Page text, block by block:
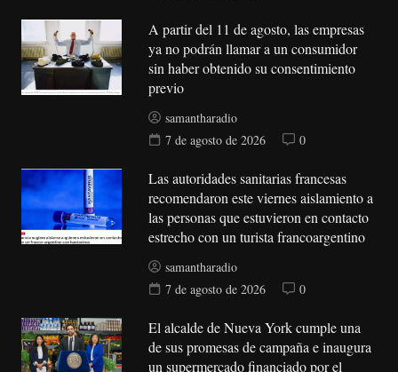
A partir del 11 de agosto, las empresas
ya no podrán llamar a un consumidor
sin haber obtenido su consentimiento
previo
samantharadio
7 de agosto de 2026
0
Las autoridades sanitarias francesas
recomendaron este viernes aislamiento a
las personas que estuvieron en contacto
estrecho con un turista francoargentino
samantharadio
7 de agosto de 2026
0
El alcalde de Nueva York cumple una
de sus promesas de campaña e inaugura
un supermercado financiado por el